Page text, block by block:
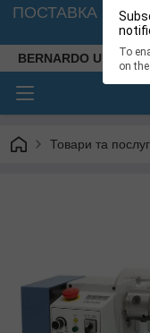
To
on
ПОСТАВКА
BERNARDO UKRAINE
Товари та